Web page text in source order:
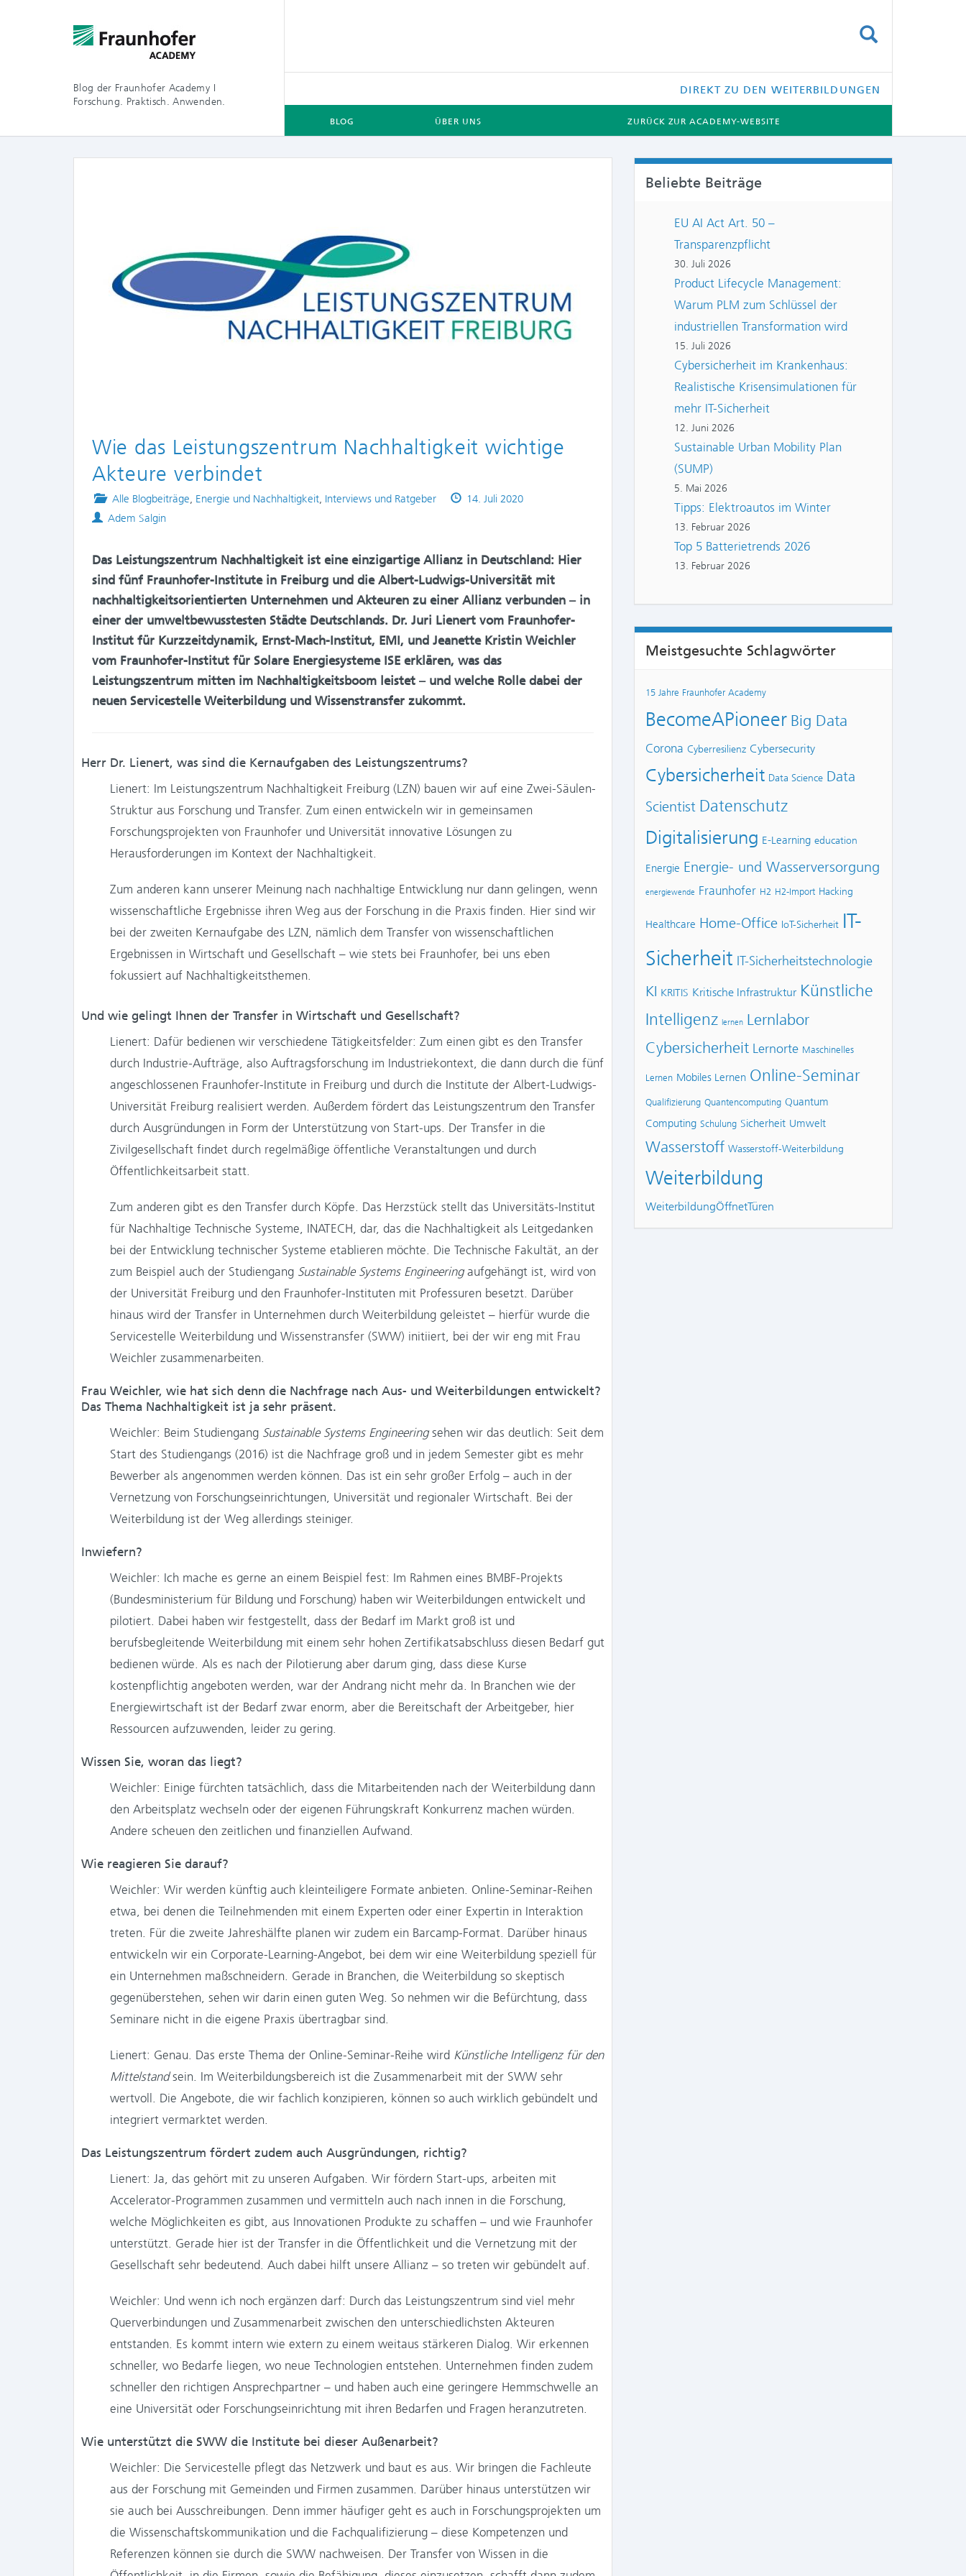
Blog der Fraunhofer Academy I
Forschung. Praktisch. Anwenden.
DIREKT ZU DEN WEITERBILDUNGEN
BLOG ÜBER UNS ZURÜCK ZUR ACADEMY-WEBSITE
Wie das Leistungszentrum Nachhaltigkeit wichtige
Akteure verbindet
Posted
in
Alle Blogbeiträge, Energie und Nachhaltigkeit, Interviews und Ratgeber
Published
14. Juli 2020
Authors
Adem Salgin
Das Leistungszentrum Nachhaltigkeit ist eine einzigartige Allianz in Deutschland: Hier
sind fünf Fraunhofer-Institute in Freiburg und die Albert-Ludwigs-Universität mit
nachhaltigkeitsorientierten Unternehmen und Akteuren zu einer Allianz verbunden – in
einer der umweltbewusstesten Städte Deutschlands. Dr. Juri Lienert vom Fraunhofer-
Institut für Kurzzeitdynamik, Ernst-Mach-Institut, EMI, und Jeanette Kristin Weichler
vom Fraunhofer-Institut für Solare Energiesysteme ISE erklären, was das
Leistungszentrum mitten im Nachhaltigkeitsboom leistet – und welche Rolle dabei der
neuen Servicestelle Weiterbildung und Wissenstransfer zukommt.
Herr Dr. Lienert, was sind die Kernaufgaben des Leistungszentrums?
Lienert: Im Leistungszentrum Nachhaltigkeit Freiburg (LZN) bauen wir auf eine Zwei-Säulen-
Struktur aus Forschung und Transfer. Zum einen entwickeln wir in gemeinsamen
Forschungsprojekten von Fraunhofer und Universität innovative Lösungen zu
Herausforderungen im Kontext der Nachhaltigkeit.
Zum anderen kann unserer Meinung nach nachhaltige Entwicklung nur dann gelingen, wenn
wissenschaftliche Ergebnisse ihren Weg aus der Forschung in die Praxis finden. Hier sind wir
bei der zweiten Kernaufgabe des LZN, nämlich dem Transfer von wissenschaftlichen
Ergebnissen in Wirtschaft und Gesellschaft – wie stets bei Fraunhofer, bei uns eben
fokussiert auf Nachhaltigkeitsthemen.
Und wie gelingt Ihnen der Transfer in Wirtschaft und Gesellschaft?
Lienert: Dafür bedienen wir verschiedene Tätigkeitsfelder: Zum einen gibt es den Transfer
durch Industrie-Aufträge, also Auftragsforschung im Industriekontext, die dann durch die fünf
angeschlossenen Fraunhofer-Institute in Freiburg und durch die Institute der Albert-Ludwigs-
Universität Freiburg realisiert werden. Außerdem fördert das Leistungszentrum den Transfer
durch Ausgründungen in Form der Unterstützung von Start-ups. Der Transfer in die
Zivilgesellschaft findet durch regelmäßige öffentliche Veranstaltungen und durch
Öffentlichkeitsarbeit statt.
Zum anderen gibt es den Transfer durch Köpfe. Das Herzstück stellt das Universitäts-Institut
für Nachhaltige Technische Systeme, INATECH, dar, das die Nachhaltigkeit als Leitgedanken
bei der Entwicklung technischer Systeme etablieren möchte. Die Technische Fakultät, an der
zum Beispiel auch der Studiengang Sustainable Systems Engineeringaufgehängt ist, wird von
der Universität Freiburg und den Fraunhofer-Instituten mit Professuren besetzt. Darüber
hinaus wird der Transfer in Unternehmen durch Weiterbildung geleistet – hierfür wurde die
Servicestelle Weiterbildung und Wissenstransfer (SWW) initiiert, bei der wir eng mit Frau
Weichler zusammenarbeiten.
Frau Weichler, wie hat sich denn die Nachfrage nach Aus- und Weiterbildungen entwickelt?
Das Thema Nachhaltigkeit ist ja sehr präsent.
Weichler: Beim Studiengang Sustainable Systems Engineeringsehen wir das deutlich: Seit dem
Start des Studiengangs (2016) ist die Nachfrage groß und in jedem Semester gibt es mehr
Bewerber als angenommen werden können. Das ist ein sehr großer Erfolg – auch in der
Vernetzung von Forschungseinrichtungen, Universität und regionaler Wirtschaft. Bei der
Weiterbildung ist der Weg allerdings steiniger.
Inwiefern?
Weichler: Ich mache es gerne an einem Beispiel fest: Im Rahmen eines BMBF-Projekts
(Bundesministerium für Bildung und Forschung) haben wir Weiterbildungen entwickelt und
pilotiert. Dabei haben wir festgestellt, dass der Bedarf im Markt groß ist und
berufsbegleitende Weiterbildung mit einem sehr hohen Zertifikatsabschluss diesen Bedarf gut
bedienen würde. Als es nach der Pilotierung aber darum ging, dass diese Kurse
kostenpflichtig angeboten werden, war der Andrang nicht mehr da. In Branchen wie der
Energiewirtschaft ist der Bedarf zwar enorm, aber die Bereitschaft der Arbeitgeber, hier
Ressourcen aufzuwenden, leider zu gering.
Wissen Sie, woran das liegt?
Weichler: Einige fürchten tatsächlich, dass die Mitarbeitenden nach der Weiterbildung dann
den Arbeitsplatz wechseln oder der eigenen Führungskraft Konkurrenz machen würden.
Andere scheuen den zeitlichen und finanziellen Aufwand.
Wie reagieren Sie darauf?
Weichler: Wir werden künftig auch kleinteiligere Formate anbieten. Online-Seminar-Reihen
etwa, bei denen die Teilnehmenden mit einem Experten oder einer Expertin in Interaktion
treten. Für die zweite Jahreshälfte planen wir zudem ein Barcamp-Format. Darüber hinaus
entwickeln wir ein Corporate-Learning-Angebot, bei dem wir eine Weiterbildung speziell für
ein Unternehmen maßschneidern. Gerade in Branchen, die Weiterbildung so skeptisch
gegenüberstehen, sehen wir darin einen guten Weg. So nehmen wir die Befürchtung, dass
Seminare nicht in die eigene Praxis übertragbar sind.
Lienert: Genau. Das erste Thema der Online-Seminar-Reihe wird Künstliche Intelligenz für den
Mittelstandsein. Im Weiterbildungsbereich ist die Zusammenarbeit mit der SWW sehr
wertvoll. Die Angebote, die wir fachlich konzipieren, können so auch wirklich gebündelt und
integriert vermarktet werden.
Das Leistungszentrum fördert zudem auch Ausgründungen, richtig?
Lienert: Ja, das gehört mit zu unseren Aufgaben. Wir fördern Start-ups, arbeiten mit
Accelerator-Programmen zusammen und vermitteln auch nach innen in die Forschung,
welche Möglichkeiten es gibt, aus Innovationen Produkte zu schaffen – und wie Fraunhofer
unterstützt. Gerade hier ist der Transfer in die Öffentlichkeit und die Vernetzung mit der
Gesellschaft sehr bedeutend. Auch dabei hilft unsere Allianz – so treten wir gebündelt auf.
Weichler: Und wenn ich noch ergänzen darf: Durch das Leistungszentrum sind viel mehr
Querverbindungen und Zusammenarbeit zwischen den unterschiedlichsten Akteuren
entstanden. Es kommt intern wie extern zu einem weitaus stärkeren Dialog. Wir erkennen
schneller, wo Bedarfe liegen, wo neue Technologien entstehen. Unternehmen finden zudem
schneller den richtigen Ansprechpartner – und haben auch eine geringere Hemmschwelle an
eine Universität oder Forschungseinrichtung mit ihren Bedarfen und Fragen heranzutreten.
Wie unterstützt die SWW die Institute bei dieser Außenarbeit?
Weichler: Die Servicestelle pflegt das Netzwerk und baut es aus. Wir bringen die Fachleute
aus der Forschung mit Gemeinden und Firmen zusammen. Darüber hinaus unterstützen wir
sie auch bei Ausschreibungen. Denn immer häufiger geht es auch in Forschungsprojekten um
die Wissenschaftskommunikation und die Fachqualifizierung – diese Kompetenzen und
Referenzen können sie durch die SWW nachweisen. Der Transfer von Wissen in die
Beliebte Beiträge
EU AI Act Art. 50 –
Transparenzpflicht
30. Juli 2026
Product Lifecycle Management:
Warum PLM zum Schlüssel der
industriellen Transformation wird
15. Juli 2026
Cybersicherheit im Krankenhaus:
Realistische Krisensimulationen für
mehr IT-Sicherheit
12. Juni 2026
Sustainable Urban Mobility Plan
(SUMP)
5. Mai 2026
Tipps: Elektroautos im Winter
13. Februar 2026
Top 5 Batterietrends 2026
13. Februar 2026
Meistgesuchte Schlagwörter
15 Jahre Fraunhofer Academy
BecomeAPioneer Big Data
Corona Cyberresilienz Cybersecurity
Cybersicherheit Data Science Data
Scientist Datenschutz
Digitalisierung E-Learning education
Energie Energie- und Wasserversorgung
energiewende Fraunhofer H2 H2-Import Hacking
Healthcare Home-Office IoT-Sicherheit IT-
Sicherheit IT-Sicherheitstechnologie
KI KRITIS Kritische Infrastruktur Künstliche
Intelligenz lernen Lernlabor
Cybersicherheit Lernorte Maschinelles
Lernen Mobiles Lernen Online-Seminar
Qualifizierung Quantencomputing Quantum
Computing Schulung Sicherheit Umwelt
Wasserstoff Wasserstoff-Weiterbildung
Weiterbildung
WeiterbildungÖffnetTüren